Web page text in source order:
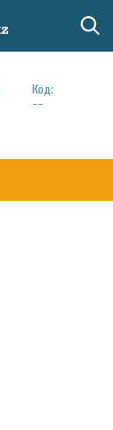
Код:
--